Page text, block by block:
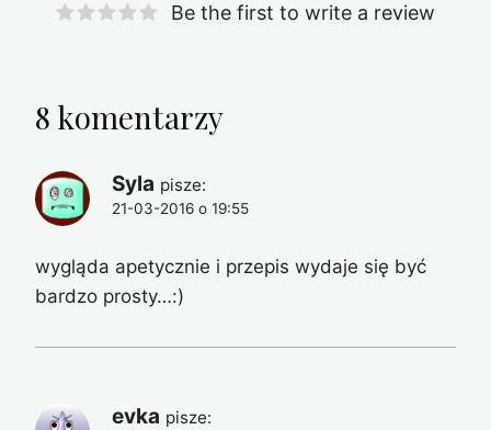
Be the first to write a review
8 komentarzy
Syla pisze:
21-03-2016 o 19:55
wygląda apetycznie i przepis wydaje się być
bardzo prosty…:)
evka pisze: